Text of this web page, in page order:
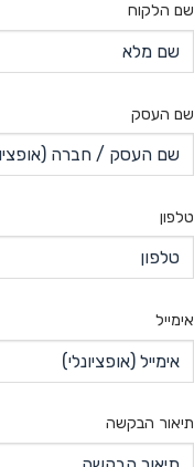
שם הלקוח
שם העסק
טלפון
אימייל
תיאור הבקשה